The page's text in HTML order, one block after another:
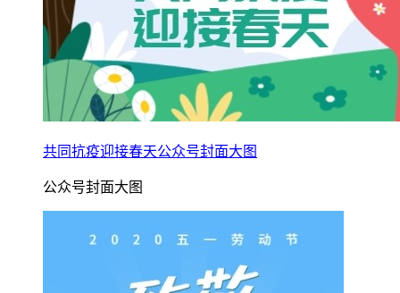
共同抗疫迎接春天公众号封面大图
公众号封面大图